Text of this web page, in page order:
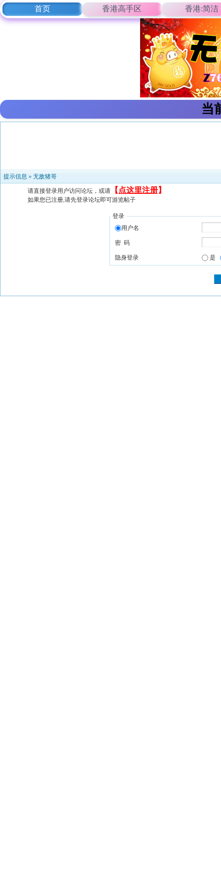
首页 香港高手区 香港:简洁
当
提示信息 » 无敌猪哥
请直接登录用户访问论坛，或请 【 点这里注册】
如果您已注册,请先登录论坛即可游览帖子
登录
用户名
密 码
隐身登录 是